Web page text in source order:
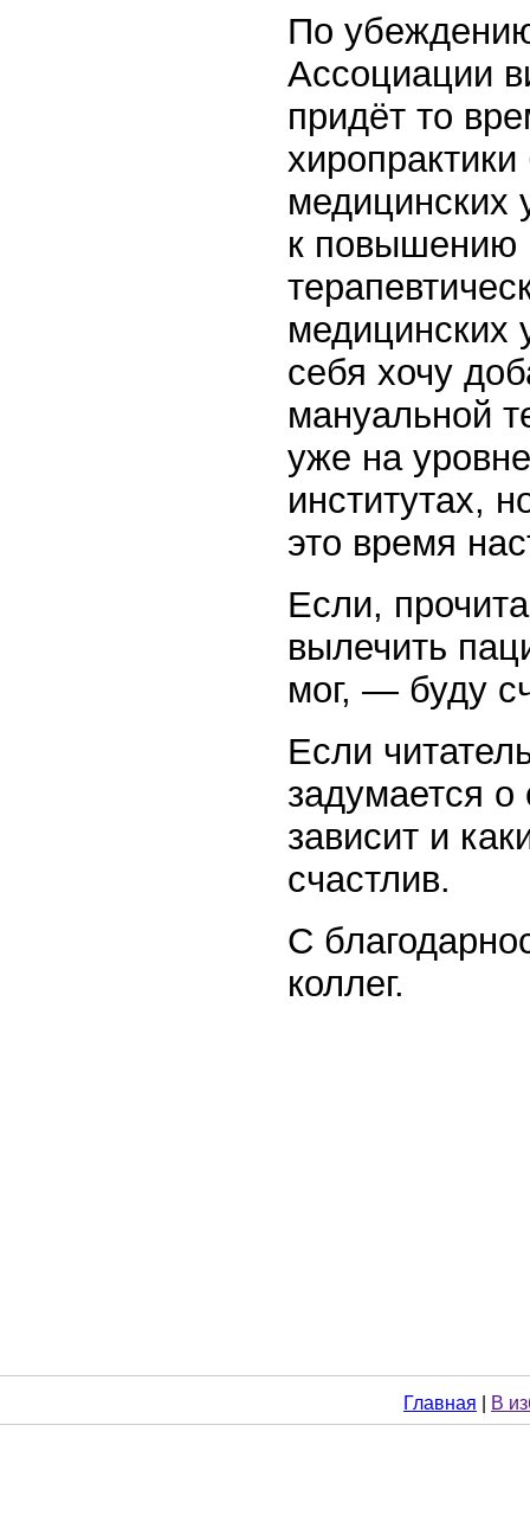
По
Ассоциации
придёт то
медицинских
к повышению
медицинских
себя хочу
мануальной
уже на
институтах,
это время
Если,
вылечить
мог, — буду
Если
задумается о
зависит и
счастлив.
С
коллег.
Главная В